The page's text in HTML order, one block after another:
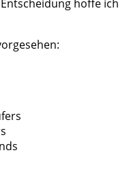
hoffe ich